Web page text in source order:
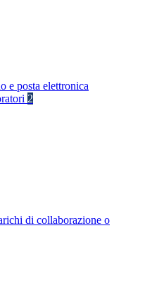
e posta elettronica
2
di collaborazione o